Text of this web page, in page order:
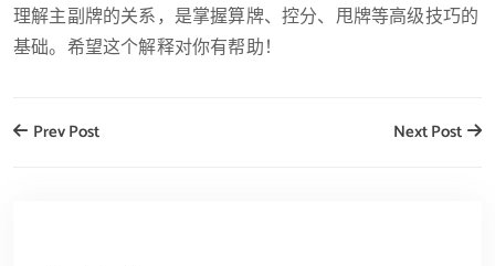
理解主副牌的关系，是掌握算牌、控分、甩牌等高级技巧的
基础。希望这个解释对你有帮助！
Prev Post Next Post